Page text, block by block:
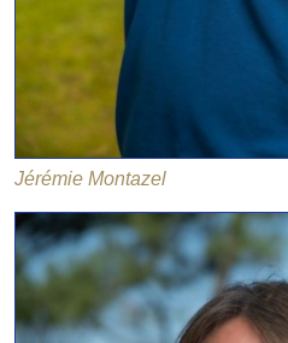
Jérémie Montazel